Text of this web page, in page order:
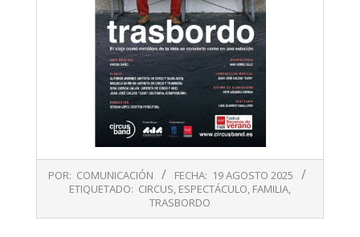
08-
POR: COMUNICACIÓN FECHA: 19 AGOSTO 2025
ETIQUETADO: CIRCUS, ESPECTÁCULO, FAMILIA,
TRASBORDO